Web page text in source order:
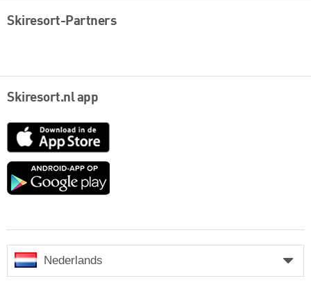
Skiresort-Partners
Skiresort.nl app
App
Google
Nederlands